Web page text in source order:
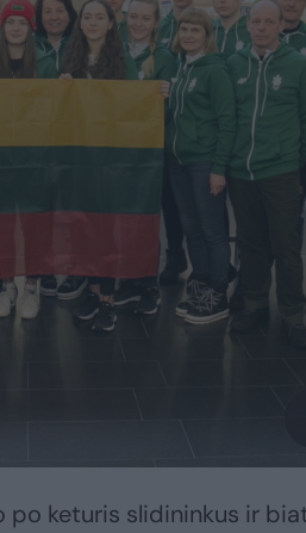
po keturis slidininkus ir